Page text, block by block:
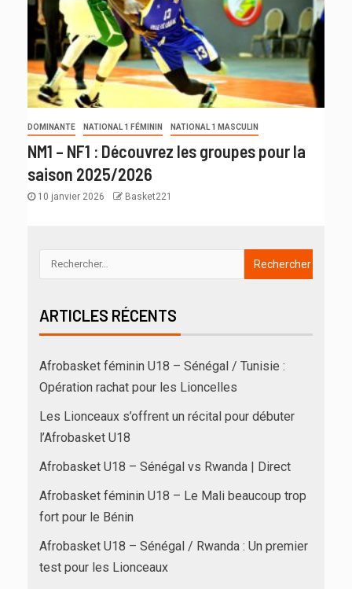
DOMINANTE NATIONAL 1 FÉMININ NATIONAL 1 MASCULIN
NM1 – NF1 : Découvrez les groupes pour la
saison 2025/2026
10 janvier 2026 Basket221
ARTICLES RÉCENTS
Afrobasket féminin U18 – Sénégal / Tunisie :
Opération rachat pour les Lioncelles
Les Lionceaux s’offrent un récital pour débuter
l’Afrobasket U18
Afrobasket U18 – Sénégal vs Rwanda | Direct
Afrobasket féminin U18 – Le Mali beaucoup trop
fort pour le Bénin
Afrobasket U18 – Sénégal / Rwanda : Un premier
test pour les Lionceaux